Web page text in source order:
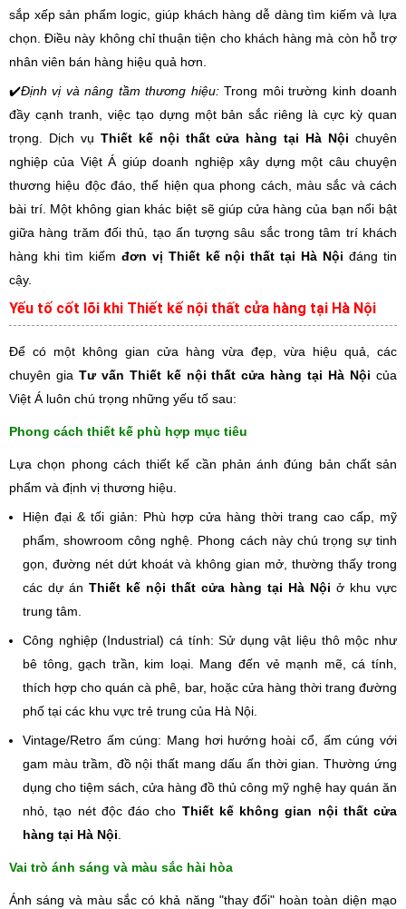
sắp xếp sản phẩm logic, giúp khách hàng dễ dàng tìm kiếm và lựa
chọn. Điều này không chỉ thuận tiện cho khách hàng mà còn hỗ trợ
nhân viên bán hàng hiệu quả hơn.
✔️Định vị và nâng tầm thương hiệu:Trong môi trường kinh doanh
đầy cạnh tranh, việc tạo dựng một bản sắc riêng là cực kỳ quan
trọng. Dịch vụ Thiết kế nội thất cửa hàng tại Hà Nội chuyên
nghiệp của Việt Á giúp doanh nghiệp xây dựng một câu chuyện
thương hiệu độc đáo, thể hiện qua phong cách, màu sắc và cách
bài trí. Một không gian khác biệt sẽ giúp cửa hàng của bạn nổi bật
giữa hàng trăm đối thủ, tạo ấn tượng sâu sắc trong tâm trí khách
hàng khi tìm kiếm đơn vị Thiết kế nội thất tại Hà Nội đáng tin
cậy.
Yếu tố cốt lõi khi Thiết kế nội thất cửa hàng tại Hà Nội
Để có một không gian cửa hàng vừa đẹp, vừa hiệu quả, các
chuyên gia Tư vấn Thiết kế nội thất cửa hàng tại Hà Nội của
Việt Á luôn chú trọng những yếu tố sau:
Phong cách thiết kế phù hợp mục tiêu
Lựa chọn phong cách thiết kế cần phản ánh đúng bản chất sản
phẩm và định vị thương hiệu.
Hiện đại & tối giản: Phù hợp cửa hàng thời trang cao cấp, mỹ
phẩm, showroom công nghệ. Phong cách này chú trọng sự tinh
gọn, đường nét dứt khoát và không gian mở, thường thấy trong
các dự án Thiết kế nội thất cửa hàng tại Hà Nội ở khu vực
trung tâm.
Công nghiệp (Industrial) cá tính: Sử dụng vật liệu thô mộc như
bê tông, gạch trần, kim loại. Mang đến vẻ mạnh mẽ, cá tính,
thích hợp cho quán cà phê, bar, hoặc cửa hàng thời trang đường
phố tại các khu vực trẻ trung của Hà Nội.
Vintage/Retro ấm cúng: Mang hơi hướng hoài cổ, ấm cúng với
gam màu trầm, đồ nội thất mang dấu ấn thời gian. Thường ứng
dụng cho tiệm sách, cửa hàng đồ thủ công mỹ nghệ hay quán ăn
nhỏ, tạo nét độc đáo cho Thiết kế không gian nội thất cửa
hàng tại Hà Nội.
Vai trò ánh sáng và màu sắc hài hòa
Ánh sáng và màu sắc có khả năng "thay đổi" hoàn toàn diện mạo